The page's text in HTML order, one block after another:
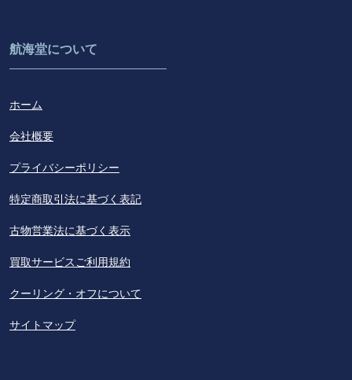
航海堂について
ホーム
会社概要
プライバシーポリシー
特定商取引法に基づく表記
古物営業法に基づく表示
買取サービスご利用規約
クーリング・オフについて
サイトマップ